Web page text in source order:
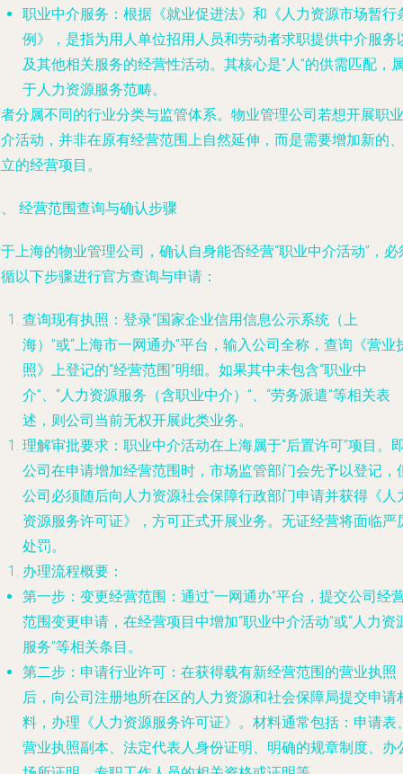
职业中介服务 ：根据《就业促进法》和《人力资源市场暂行
例》，是指为用人单位招用人员和劳动者求职提供中介服务
及其他相关服务的经营性活动。其核心是“人”的供需匹配，
于人力资源服务范畴。
分属不同的行业分类与监管体系。物业管理公司若想开展职业
活动，并非在原有经营范围上自然延伸，而是需要增加新的、
的经营项目。
经营范围查询与确认步骤
上海的物业管理公司，确认自身能否经营“职业中介活动”，必
以下步骤进行官方查询与申请：
查询现有执照 ：登录“国家企业信用信息公示系统（上
海）”或“上海市一网通办”平台，输入公司全称，查询《营业
照》上登记的“经营范围”明细。如果其中未包含“职业中
介”、“人力资源服务（含职业中介）”、“劳务派遣”等相关表
述，则公司当前无权开展此类业务。
理解审批要求 ：职业中介活动在上海属于“后置许可”项目。
公司在申请增加经营范围时，市场监管部门会先予以登记，
公司必须随后向人力资源社会保障行政部门申请并获得《人
资源服务许可证》，方可正式开展业务。无证经营将面临严
处罚。
办理流程概要 ：
第一步：变更经营范围 ：通过“一网通办”平台，提交公司经
范围变更申请，在经营项目中增加“职业中介活动”或“人力资
服务”等相关条目。
第二步：申请行业许可 ：在获得载有新经营范围的营业执照
后，向公司注册地所在区的人力资源和社会保障局提交申请
料，办理《人力资源服务许可证》。材料通常包括：申请表
营业执照副本、法定代表人身份证明、明确的规章制度、办